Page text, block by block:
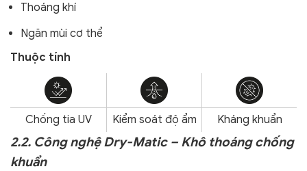
Thoáng khí
Ngăn mùi cơ thể
Thuộc tính
Chống tia UV Kiểm soát độ ẩm Kháng khuẩn
2.2. Công nghệ Dry-Matic – Khô thoáng chống
khuẩn